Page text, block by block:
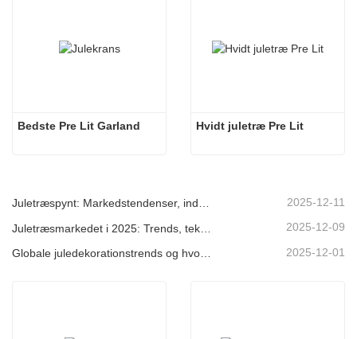
Bedste Pre Lit Garland Hvidt juletræ Pre Lit
Juletræspynt: Markedstendenser, indsigt i forsyningskæden og indkøbsguide 2025 2025-12-11
2025-12-09
2025-12-01